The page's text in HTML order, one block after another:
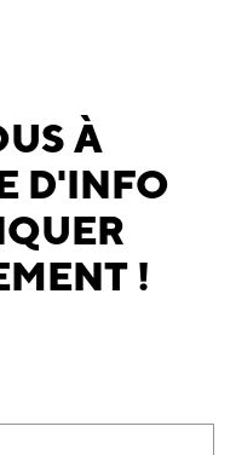
À
D'INFO
!